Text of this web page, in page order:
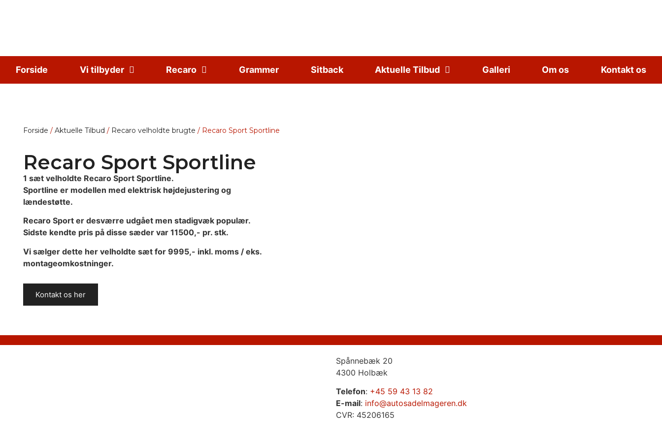
Forside Vi tilbyder Recaro Grammer Sitback Aktuelle Tilbud Galleri Om os Kontakt os
Forside / Aktuelle Tilbud / Recaro velholdte brugte / Recaro Sport Sportline
Recaro Sport Sportline
1 sæt velholdte Recaro Sport Sportline.
Sportline er modellen med elektrisk højdejustering og
lændestøtte.
Recaro Sport er desværre udgået men stadigvæk populær.
Sidste kendte pris på disse sæder var 11500,- pr. stk.
Vi sælger dette her velholdte sæt for 9995,- inkl. moms / eks.
montageomkostninger.
Kontakt os her
Spånnebæk 20
4300 Holbæk
Telefon: +45 59 43 13 82
E-mail: info@autosadelmageren.dk
CVR: 45206165